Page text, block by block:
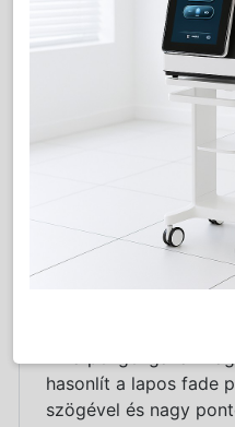
vág, és biztosítja,
hajszerkezetet vág
4 LED-es
milyen töltöttségi
így mindig tudja,
75% - 50% - 25% - 0%
hasonlít a lapos fade
szögével és nagy